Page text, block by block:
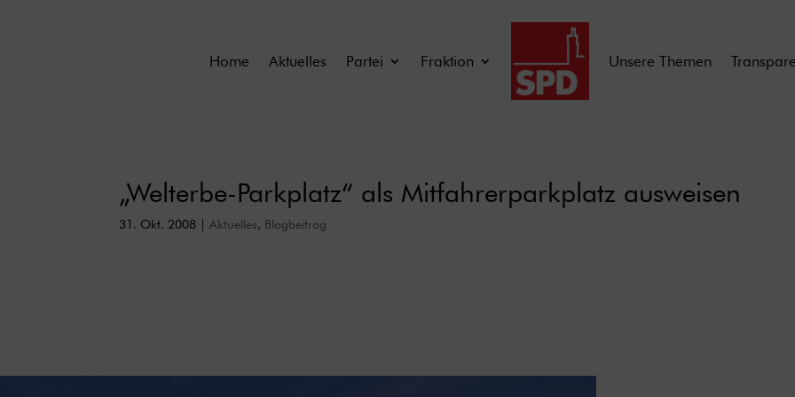
Home Aktuelles Partei Fraktion Unsere Themen
„Welterbe-Parkplatz“ als Mitfahrerparkplatz ausweisen
31. Okt. 2008 Aktuelles, Blogbeitrag